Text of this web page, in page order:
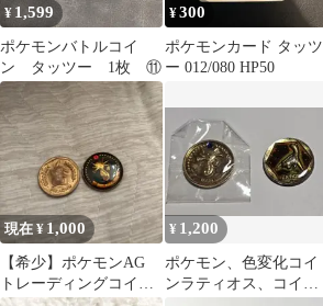
¥ 1,599
ポケモンバトルコイ
ン タッツー 1枚 ⑪
¥300
ポケモンカード タッツ
ー 012/080 HP50
現在 ¥ 1,000
【希少】ポケモンAG
トレーディングコイ
¥ 1,200
ポケモン、色変化コイ
ンラティオス、コイン